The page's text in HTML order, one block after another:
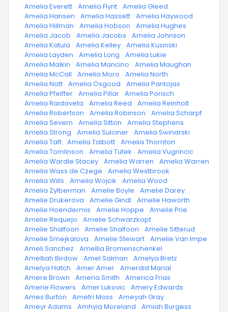
· Amelia Everett · Amelia Flynt · Amelia Gleed
· Amelia Hansen · Amelia Hassett · Amelia Haywood
· Amelia Hillman · Amelia Hobson · Amelia Hughes
· Amelia Jacob · Amelia Jacobs · Amelia Johnson
· Amelia Katula · Amelia Kelley · Amelia Kusinski
· Amelia Layden · Amelia Long · Amelia Lukie
· Amelia Malkin · Amelia Mancino · Amelia Maughan
· Amelia McCall · Amelia Moro · Amelia North
· Amelia Nott · Amelia Osgood · Amelia Pantojas
· Amelia Pfeiffer · Amelia Pillar · Amelia Porisch
· Amelia Raidaveta · Amelia Reed · Amelia Reinholt
· Amelia Robertson · Amelia Robinson · Amelia Scharpf
· Amelia Severn · Amelia Sitton · Amelia Stephens
· Amelia Strong · Amelia Sulciner · Amelia Swinarski
· Amelia Taft · Amelia Talbott · Amelia Thornton
· Amelia Tomlinson · Amelia Tutek · Amelia Vugrincic
· Amelia Wardle Stacey · Amelia Warren · Amelia Warren
· Amelia Wass de Czege · Amelia Westbrook
· Amelia Wills · Amelia Wojcik · Amelia Wood
· Amelia Zylberman · Amelie Boyle · Amelie Darey
· Amelie Drukerova · Amelie Gindl · Amelie Haworth
· Amelie Hoendermis · Amelie Hoppe · Amelie Prie
· Amelie Requejo · Amelie Schwarzkopf
· Amelie Shalfoon · Amelie Shalfoon · Amelie Sitterud
· Amelie Smejkalova · Amelie Stewart · Amelie Van Impe
· Ameli Sanchez · Amellia Bromenschenkel
· Amelliah Birdow · Amel Salman · Amelya Bretz
· Amelya Hatch · Amer Amer · Amerdid Marial
· Amere Brown · Ameria Smith · America Frias
· Amerie Flowers · Amer Lukovic · Amery Edwards
· Ames Burton · Ametri Moss · Ameyah Gray
· Ameyr Adams · Amhyia Moreland · Amiah Burgess